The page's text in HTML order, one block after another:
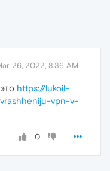
26, 2022, 8:36 AM
https://lukoil-
vpn-v-
0